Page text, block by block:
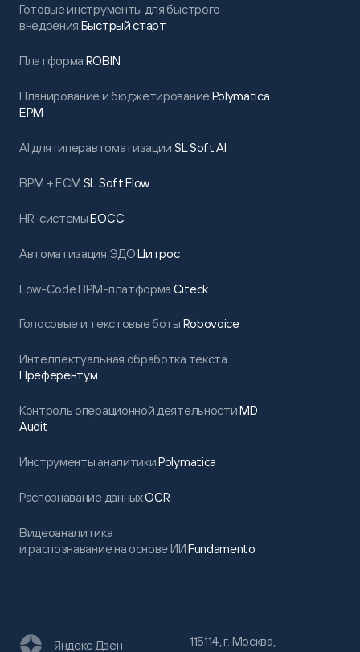
Готовые инструменты для быстрого
внедрения Быстрый старт
Платформа ROBIN
Планирование и бюджетированиеPolymatica
EPM
AI для гиперавтоматизации SL Soft AI
BPM + ECM SL Soft Flow
HR-системыБОСС
Автоматизация ЭДОЦитрос
Low-Code BPM-платформа Citeck
Голосовые и текстовые боты Robovoice
Интеллектуальная обработка текста
Преферентум
Контроль операционной деятельностиMD
Audit
Инструменты аналитикиPolymatica
Распознавание данныхOCR
Видеоаналитика
и распознавание на основе ИИFundamento
115114, г. Москва,
Яндекс Дзен